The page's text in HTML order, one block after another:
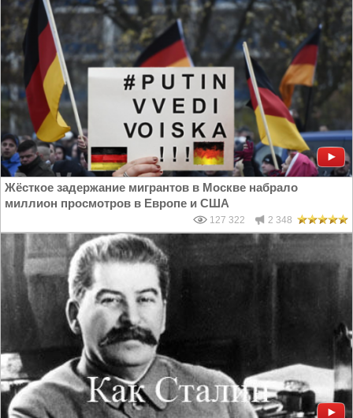
Жёсткое задержание мигрантов в Москве набрало
миллион просмотров в Европе и США
127 322 2 348